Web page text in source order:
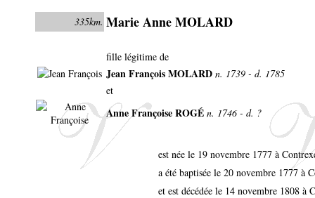
335km. Marie Anne MOLARD
fille légitime de
Jean François MOLARD n. 1739 - d. 1785
et
Anne Françoise ROGÉ n. 1746 - d. ?
est née le 19 novembre 1777 à
a été baptisée le 20 novembre 1777 à
et est décédée le 14 novembre 1808 à